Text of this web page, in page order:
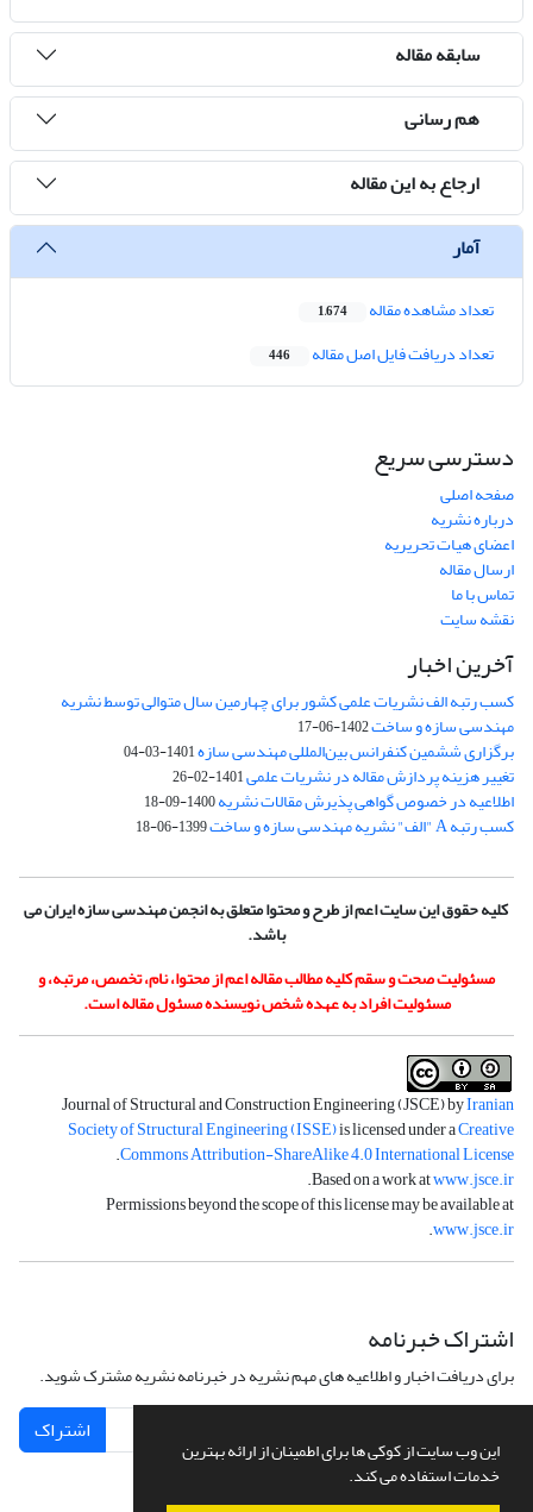
این وب سایت از کوکی ها برای اطمینان از ارائه بهترین
خدمات استفاده می کند.
سابقه مقاله
هم رسانی
ارجاع به این مقاله
آمار
تعداد مشاهده مقاله 1,674
تعداد دریافت فایل اصل مقاله 446
دسترسی سریع
صفحه اصلی
درباره نشریه
اعضای هیات تحریریه
ارسال مقاله
تماس با ما
نقشه سایت
آخرین اخبار
کسب رتبه الف نشریات علمی کشور برای چهارمین سال متوالی توسط نشریه
مهندسی سازه و ساخت1402-06-17
برگزاری ششمین کنفرانس بین‌المللی مهندسی سازه1401-03-04
تغییر هزینه پردازش مقاله در نشریات علمی1401-02-26
اطلاعیه در خصوص گواهی پذیرش مقالات نشریه1400-09-18
کسب رتبه A "الف" نشریه مهندسی سازه و ساخت 1399-06-18
کلیه حقوق این سایت اعم از طرح و محتوا متعلق به انجمن مهندسی سازه ایران می
باشد.
مسئولیت صحت و سقم کلیه مطالب مقاله اعم از محتوا، نام، تخصص، مرتبه، و
مسئولیت افراد به عهده شخص نویسنده مسئول مقاله است.
Journal of Structural and Construction Engineering (JSCE) byIranian
Society of Structural Engineering (ISSE)is licensed under aCreative
Commons Attribution-ShareAlike 4.0 International License
.
Based on a work atwww.jsce.ir
.
Permissions beyond the scope of this license may be available at
www.jsce.ir
.
اشتراک خبرنامه
برای دریافت اخبار و اطلاعیه های مهم نشریه در خبرنامه نشریه مشترک شوید.
اشتراک